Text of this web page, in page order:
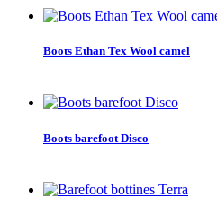
Boots Ethan Tex Wool camel
Boots barefoot Disco